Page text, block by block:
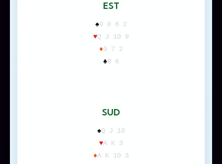
EST
♠9 8 6 2
♥Q J 10 9
♦9 7 2
♣8 6
SUD
♠Q J 10
♥A K 3
♦A K 10 3